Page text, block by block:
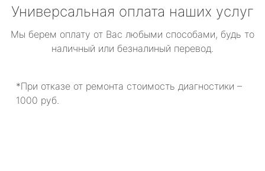
Универсальная оплата наших услуг
Мы берем оплату от Вас любыми способами, будь то
наличный или безналиный перевод.
*При отказе от ремонта стоимость диагностики –
1000 руб.